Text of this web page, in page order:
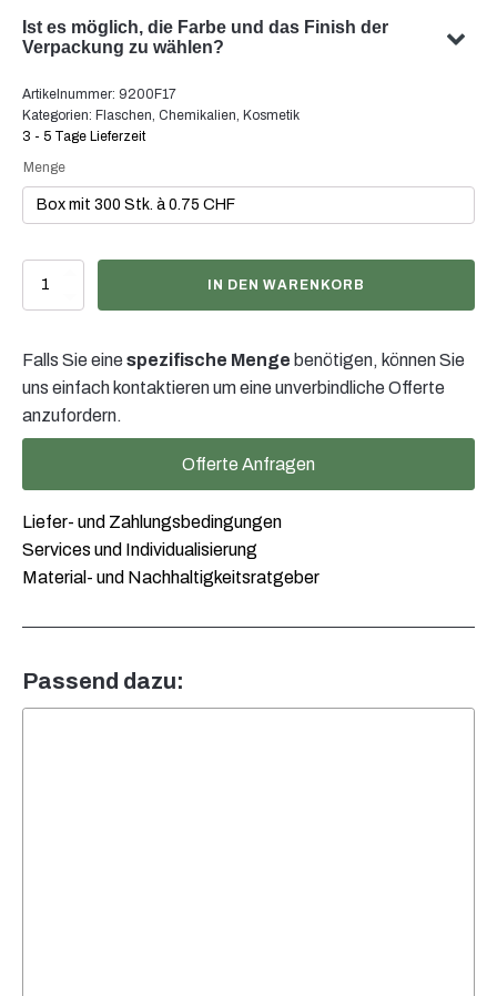
Ihrem Sujet gestalten. Unser Team ist darauf
zu entwickeln, die Ihren spezifischen Anforderungen
entsprechen.
Ist es möglich, die Farbe und das Finish der
Verpackung zu wählen?
Verpackung ist in vielen Fällen möglich. Unser Team
beratet Sie gerne um die optimale Farbe und Oberfläche
für ihre Produktverpackung zu finden.
Artikelnummer: 9200F17
Kategorien: Flaschen, Chemikalien, Kosmetik
3 - 5 Tage Lieferzeit
Menge
250ml
Menge
IN DEN WARENKORB
Falls Sie einespezifische Menge benötigen, können Sie
uns einfach kontaktieren um eine unverbindliche Offerte
anzufordern.
Offerte Anfragen
Liefer- und Zahlungsbedingungen
Services und Individualisierung
Material- und Nachhaltigkeitsratgeber
Passend dazu: